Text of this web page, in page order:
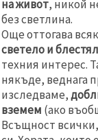
на живот, никой
без светлина.
Още оттогава
светело и
техния интерес.
някъде, веднага
изследваме,
вземем (ако
Всъщност